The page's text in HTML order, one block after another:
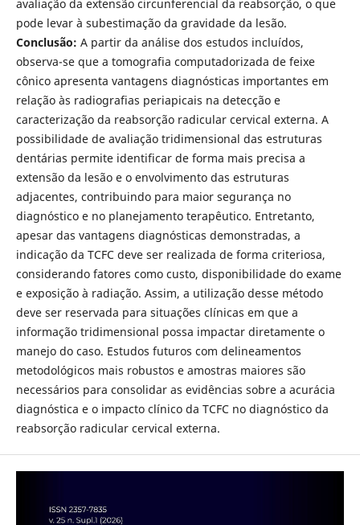
avaliação da extensão circunferencial da reabsorção, o que
pode levar à subestimação da gravidade da lesão.
Conclusão: A partir da análise dos estudos incluídos,
observa-se que a tomografia computadorizada de feixe
cônico apresenta vantagens diagnósticas importantes em
relação às radiografias periapicais na detecção e
caracterização da reabsorção radicular cervical externa. A
possibilidade de avaliação tridimensional das estruturas
dentárias permite identificar de forma mais precisa a
extensão da lesão e o envolvimento das estruturas
adjacentes, contribuindo para maior segurança no
diagnóstico e no planejamento terapêutico. Entretanto,
apesar das vantagens diagnósticas demonstradas, a
indicação da TCFC deve ser realizada de forma criteriosa,
considerando fatores como custo, disponibilidade do exame
e exposição à radiação. Assim, a utilização desse método
deve ser reservada para situações clínicas em que a
informação tridimensional possa impactar diretamente o
manejo do caso. Estudos futuros com delineamentos
metodológicos mais robustos e amostras maiores são
necessários para consolidar as evidências sobre a acurácia
diagnóstica e o impacto clínico da TCFC no diagnóstico da
reabsorção radicular cervical externa.